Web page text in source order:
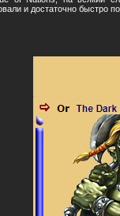
и достаточно быстро